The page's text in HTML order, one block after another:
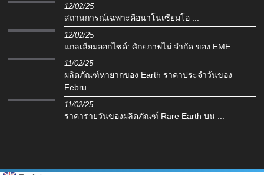
12/02/25
สถานการณ์เฉพาะคือนาโนเซียมโอ ...
12/02/25
แกลเลียมออกไซด์: ศักยภาพไม่ จำกัด ของ EME ...
11/02/25
ผลิตภัณฑ์หายากของ Earth ราคาประจำวันของ
Febru ...
11/02/25
ราคารายวันของผลิตภัณฑ์ Rare Earth บน ...